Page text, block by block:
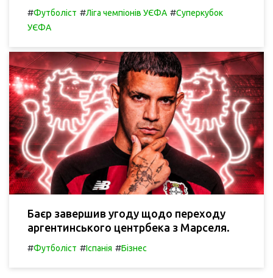
#Футболіст #Ліга чемпіонів УЄФА #Суперкубок
УЄФА
Баєр завершив угоду щодо переходу
аргентинського центрбека з Марселя.
#Футболіст #Іспанія #Бізнес